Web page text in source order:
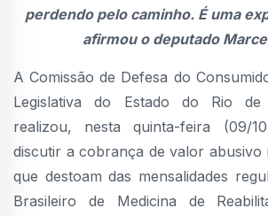
perdendo pelo caminho. É uma
afirmou o deputado
A Comissão de Defesa do
Legislativa do Estado do Rio
realizou, nesta quinta-feira (09/
discutir a cobrança de valor abusivo
que destoam das mensalidades
Brasileiro de Medicina de